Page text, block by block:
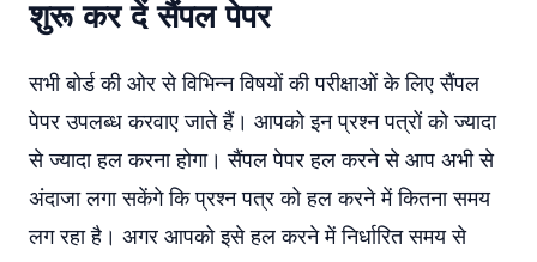
शुरू कर दें सैंपल पेपर
सभी बोर्ड की ओर से विभिन्न विषयों की परीक्षाओं के लिए सैंपल
पेपर उपलब्ध करवाए जाते हैं। आपको इन प्रश्न पत्रों को ज्यादा
से ज्यादा हल करना होगा। सैंपल पेपर हल करने से आप अभी से
अंदाजा लगा सकेंगे कि प्रश्न पत्र को हल करने में कितना समय
लग रहा है। अगर आपको इसे हल करने में निर्धारित समय से